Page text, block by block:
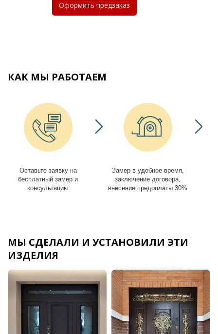
Оформить предзаказ
КАК МЫ РАБОТАЕМ
Оставьте заявку на
бесплатный замер и
консультацию
Замер в удобное время,
заключение договора,
внесение предоплаты 30%
МЫ СДЕЛАЛИ И УСТАНОВИЛИ ЭТИ
ИЗДЕЛИЯ